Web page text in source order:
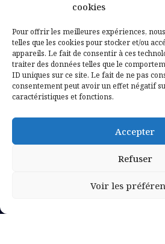
cookies
Pour offrir les meilleures expériences,
telles que les cookies pour stocker et/ou
appareils. Le fait de consentir à ces
traiter des données telles que le
ID uniques sur ce site. Le fait de ne pas
consentement peut avoir un effet négatif
caractéristiques et fonctions.
Accepter
Refuser
Voir les
Mentions légales
Politique de confidentialité